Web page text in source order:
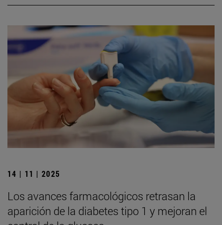
14 | 11 | 2025
Los avances farmacológicos retrasan la
aparición de la diabetes tipo 1 y mejoran el